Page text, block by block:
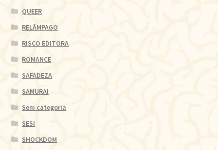
QUEER
RELÂMPAGO
RISCO EDITORA
ROMANCE
SAFADEZA
SAMURAI
Sem categoria
SESI
SHOCKDOM